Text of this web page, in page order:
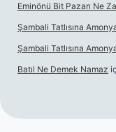
Eminönü Bit Pazarı Ne
Şambali Tatlısına
Şambali Tatlısına
Batıl Ne Demek Namaz